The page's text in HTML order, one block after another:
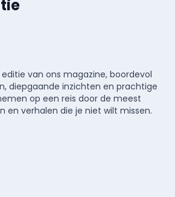
van ons magazine, boordevol
diepgaande inzichten en prachtige
op een reis door de meest
en verhalen die je niet wilt missen.